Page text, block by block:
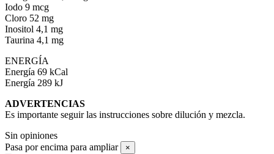
Iodo 9 mcg
Cloro 52 mg
Inositol 4,1 mg
Taurina 4,1 mg
ENERGÍA
Energía 69 kCal
Energía 289 kJ
ADVERTENCIAS
Es importante seguir las instrucciones sobre dilución y mezcla.
Sin opiniones
Pasa por encima para ampliar
×